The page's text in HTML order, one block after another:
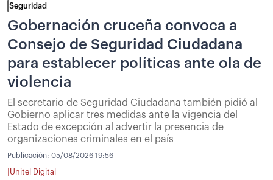
Seguridad
Gobernación cruceña convoca a
Consejo de Seguridad Ciudadana
para establecer políticas ante ola de
violencia
El secretario de Seguridad Ciudadana también pidió al
Gobierno aplicar tres medidas ante la vigencia del
Estado de excepción al advertir la presencia de
organizaciones criminales en el país
Publicación: 05/08/2026 19:56
Unitel Digital